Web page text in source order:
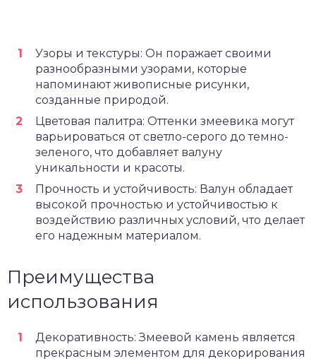
Узоры и текстуры: Он поражает своими
разнообразными узорами, которые
напоминают живописные рисунки,
созданные природой.
Цветовая палитра: Оттенки змеевика могут
варьироваться от светло-серого до темно-
зеленого, что добавляет валуну
уникальности и красоты.
Прочность и устойчивость: Валун обладает
высокой прочностью и устойчивостью к
воздействию различных условий, что делает
его надежным материалом.
Преимущества
использования
Декоративность: Змеевой камень является
прекрасным элементом для декорирования